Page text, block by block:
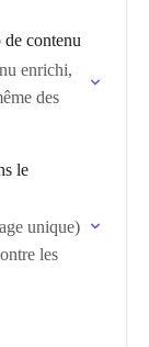
contenu
enrichi,
des
le
unique)
les